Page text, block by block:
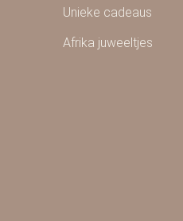
Unieke cadeaus
Afrika juweeltjes